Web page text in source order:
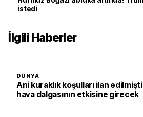
istedi
İlgili Haberler
DÜNYA
Ani kuraklık koşulları ilan
hava dalgasının etkisine girecek